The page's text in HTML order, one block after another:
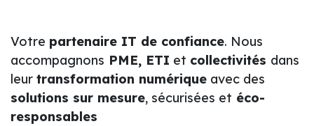
Votre partenaire IT de confiance. Nous
accompagnons PME, ETI et collectivités dans
leur transformation numérique avec des
solutions sur mesure, sécurisées et éco-
responsables